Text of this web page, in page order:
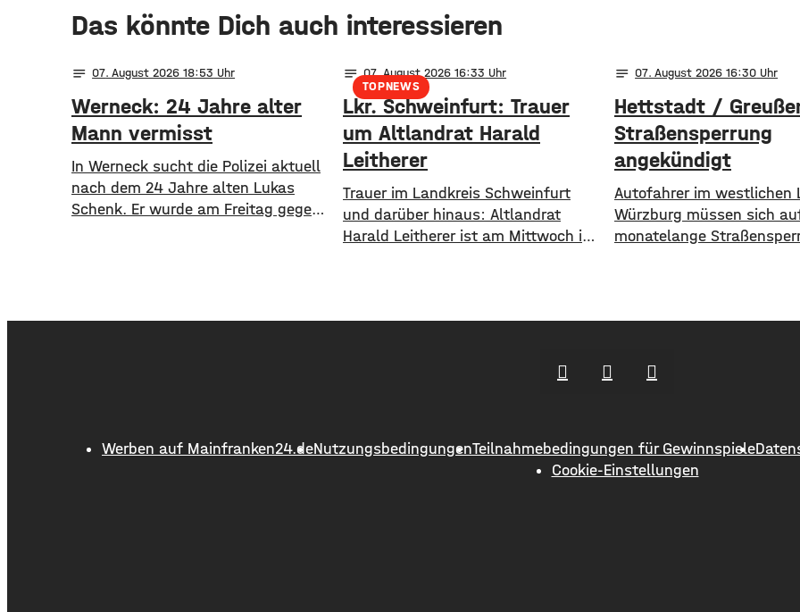
Das könnte Dich auch interessieren
notes 07. August 2026 18:53
Werneck: 24 Jahre alter
Mann vermisst
In Werneck sucht die Polizei aktuell
nach dem 24 Jahre alten Lukas
Schenk. Er wurde am Freitag gegen
sind bislang ohne Erfolg geblieben.
TOPNEWS
notes 07. August 2026 16:33
Lkr. Schweinfurt: Trauer
um Altlandrat Harald
Leitherer
Trauer im Landkreis Schweinfurt
und darüber hinaus: Altlandrat
Harald Leitherer ist am Mittwoch im
Schweinfurt. In seiner Amtszeit
flächendeckendes Radwegenetz mit
führte der
notes 07. August 2026 16:30
Hettstadt /
Straßensperrung
angekündigt
Autofahrer im westlichen
Würzburg müssen sich
monatelange
Das kündigt das
werden, sie weist
Abbrüche, Risse und
werden. Die Arbeiten
Werben auf Mainfranken24.deNutzungsbedingungenTeilnahmebedingungen für Gewinnspiele
Cookie-Einstellungen